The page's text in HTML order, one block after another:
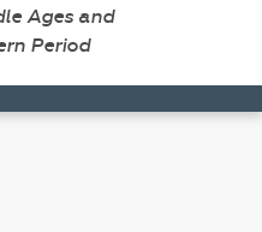
Ages and
Period